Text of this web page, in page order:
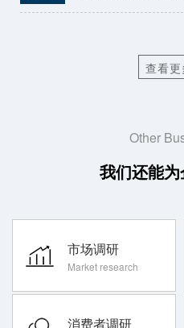
查看更
Other
我们还能
市场调研
Market research
消费者调研